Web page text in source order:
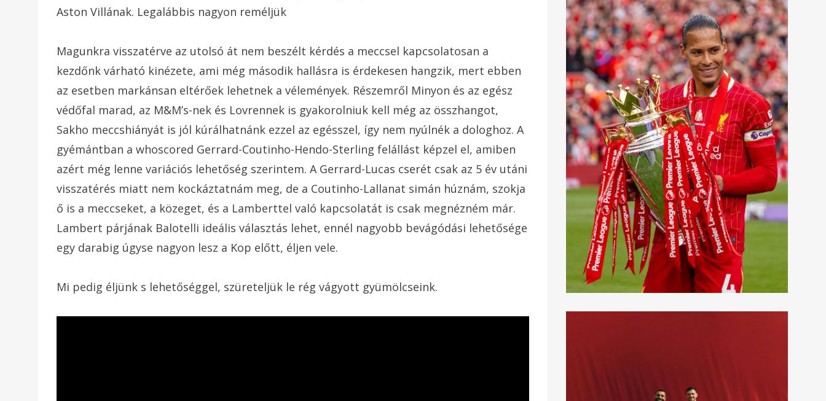
Aston Villának. Legalábbis nagyon reméljük
Magunkra visszatérve az utolsó át nem beszélt kérdés a meccsel kapcsolatosan a
kezdőnk várható kinézete, ami még második hallásra is érdekesen hangzik, mert ebben
az esetben markánsan eltérőek lehetnek a vélemények. Részemről Minyon és az egész
védőfal marad, az M&M’s-nek és Lovrennek is gyakorolniuk kell még az összhangot,
Sakho meccshiányát is jól kúrálhatnánk ezzel az egésszel, így nem nyúlnék a dologhoz. A
gyémántban a whoscored Gerrard-Coutinho-Hendo-Sterling felállást képzel el, amiben
azért még lenne variációs lehetőség szerintem. A Gerrard-Lucas cserét csak az 5 év utáni
visszatérés miatt nem kockáztatnám meg, de a Coutinho-Lallanat simán húznám, szokja
ő is a meccseket, a közeget, és a Lamberttel való kapcsolatát is csak megnézném már.
Lambert párjának Balotelli ideális választás lehet, ennél nagyobb bevágódási lehetősége
egy darabig úgyse nagyon lesz a Kop előtt, éljen vele.
Mi pedig éljünk s lehetőséggel, szüreteljük le rég vágyott gyümölcseink.